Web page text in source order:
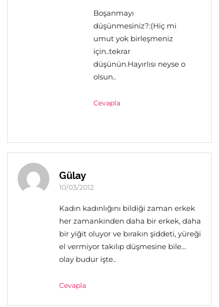
Boşanmayı
düşünmesiniz?:(Hiç mi
umut yok birleşmeniz
için..tekrar
düşünün.Hayırlısı neyse o
olsun..
Cevapla
Gülay
10/03/2012
Kadın kadınlığını bildiği zaman erkek
her zamankinden daha bir erkek, daha
bir yiğit oluyor ve bırakın şiddeti, yüreği
el vermiyor takılıp düşmesine bile…
olay budur işte..
Cevapla